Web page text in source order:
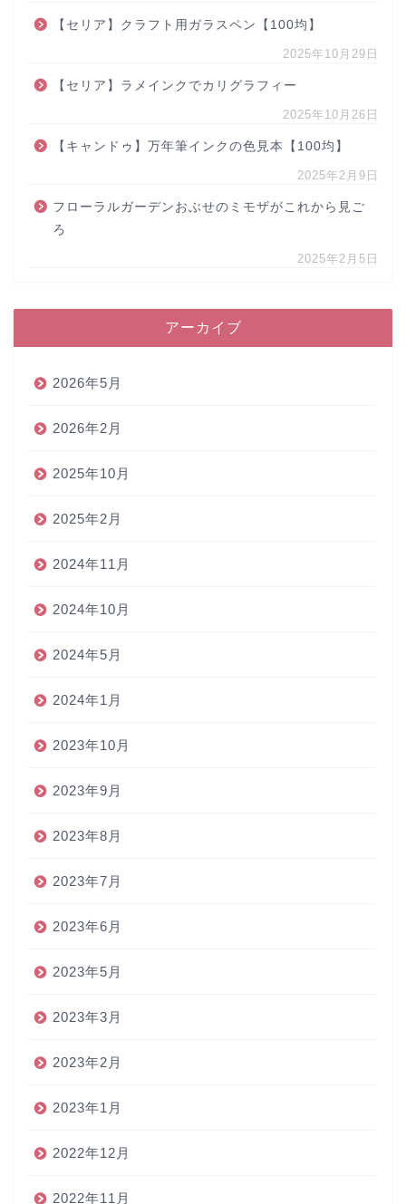
【セリア】クラフト用ガラスペン【100均】
2025年10月29日
【セリア】ラメインクでカリグラフィー
2025年10月26日
【キャンドゥ】万年筆インクの色見本【100均】
2025年2月9日
フローラルガーデンおぶせのミモザがこれから見ご
ろ
2025年2月5日
アーカイブ
2026年5月
2026年2月
2025年10月
2025年2月
2024年11月
2024年10月
2024年5月
2024年1月
2023年10月
2023年9月
2023年8月
2023年7月
2023年6月
2023年5月
2023年3月
2023年2月
2023年1月
2022年12月
2022年11月